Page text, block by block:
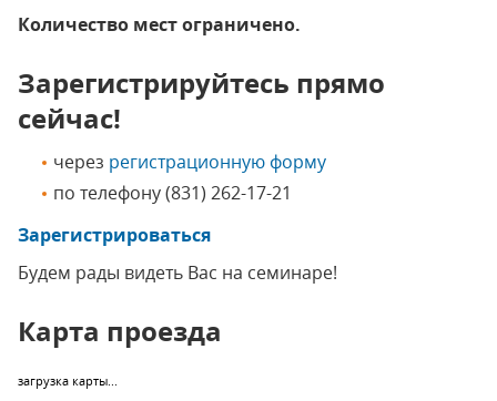
Количество мест ограничено.
Зарегистрируйтесь прямо
сейчас!
через регистрационную форму
по телефону(831) 262-17-21
Зарегистрироваться
Будем рады видеть Вас на семинаре!
Карта проезда
загрузка карты...